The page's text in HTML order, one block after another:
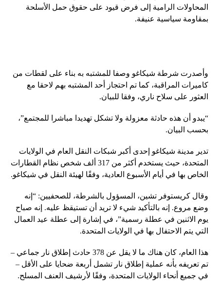
المحاولات الرامية إلى فرض قيود على حقوق حمل الأسلحة
بمقاومة سياسية عنيفة.
وأصدرت شرطة شيكاغو وصفا للمشتبه به بناء على لقطات من
كاميرات المراقبة، كما تم احتجاز أحد المشتبه بهم لاحقا مع
العثور على سلاح ناري، وفقا للبيان.
“يبدو أن هذه حادثة معزولة ولا تشكل تهديدا مباشرا للمجتمع”،
بحسب البيان.
تدير مدينة شيكاغو إحدى أكبر شبكات النقل العام في الولايات
المتحدة، حيث يستخدم أكثر من 317 ألف شخص نظام القطارات
الخاص بها في أيام الأسبوع العادية، وفقًا لهيئة النقل في شيكاغو.
وقال كريستوفر تشين، المسؤول بالشرطة، للصحفيين: “إنه
وضع مروع. إنه بالتأكيد شيء لا تريد أن تستيقظ عليه. إنه صباح
يوم الاثنين في عطلة رسمية”، في إشارة إلى عطلة عيد العمال
التي يتم الاحتفال بها في الولايات المتحدة.
هذا العام، كان هناك ما لا يقل عن 378 حادث إطلاق نار جماعي –
تم تعريفه بأنه عملية إطلاق نار تشمل أربعة ضحايا على الأقل –
في جميع أنحاء الولايات المتحدة، وفقًا لأرشيف العنف المسلح.